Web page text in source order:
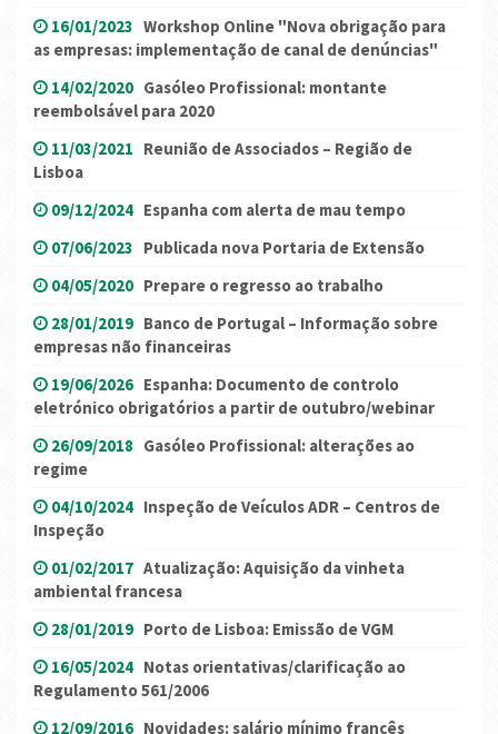
16/01/2023 Workshop Online "Nova obrigação para
as empresas: implementação de canal de denúncias"
14/02/2020 Gasóleo Profissional: montante
reembolsável para 2020
11/03/2021 Reunião de Associados – Região de
Lisboa
09/12/2024 Espanha com alerta de mau tempo
07/06/2023 Publicada nova Portaria de Extensão
04/05/2020 Prepare o regresso ao trabalho
28/01/2019 Banco de Portugal – Informação sobre
empresas não financeiras
19/06/2026 Espanha: Documento de controlo
eletrónico obrigatórios a partir de outubro/webinar
26/09/2018 Gasóleo Profissional: alterações ao
regime
04/10/2024 Inspeção de Veículos ADR – Centros de
Inspeção
01/02/2017 Atualização: Aquisição da vinheta
ambiental francesa
28/01/2019 Porto de Lisboa: Emissão de VGM
16/05/2024 Notas orientativas/clarificação ao
Regulamento 561/2006
12/09/2016 Novidades: salário mínimo francês